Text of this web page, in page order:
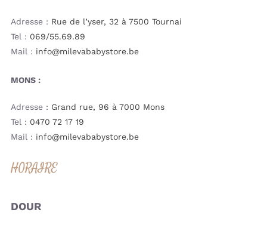
Adresse : Rue de l’yser, 32 à 7500 Tournai
Tel : 069/55.69.89
Mail : info@milevababystore.be
MONS :
Adresse : Grand rue, 96 à 7000 Mons
Tel : 0470 72 17 19
Mail : info@milevababystore.be
HORAIRE
DOUR